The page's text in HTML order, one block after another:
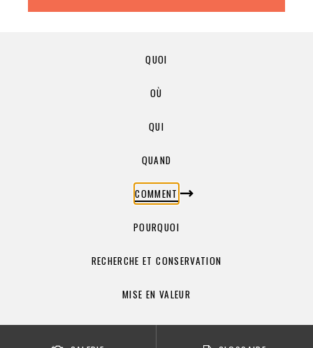
QUOI
OÙ
QUI
QUAND
COMMENT
POURQUOI
RECHERCHE ET CONSERVATION
MISE EN VALEUR